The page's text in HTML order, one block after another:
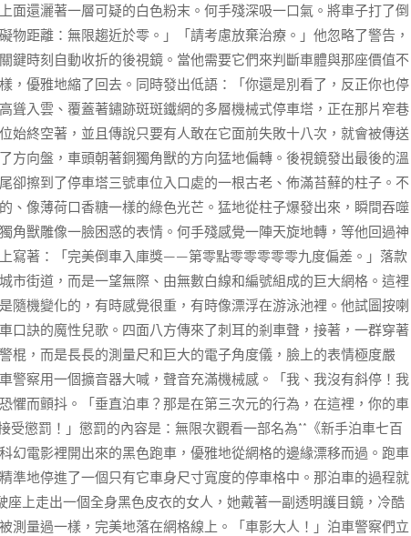
還灑著一層可疑的白色粉末。何手殘深吸一口氣。將車子打了倒
距離：無限趨近於零。」「請考慮放棄治療。」他忽略了警告，
鍵時刻自動收折的後視鏡。當他需要它們來判斷車體與那座價值不
，優雅地縮了回去。同時發出低語：「你還是別看了，反正你也停
聳入雲、覆蓋著鏽跡斑斑鐵網的多層機械式停車塔，正在那片窄巷
始終空著，並且傳說只要有人敢在它面前失敗十八次，就會被傳送
方向盤，車頭朝著銅獨角獸的方向猛地偏轉。後視鏡發出最後的溫
卻擦到了停車塔三號車位入口處的一根古老、佈滿苔蘚的柱子。不
、像薄荷口香糖一樣的綠色光芒。猛地從柱子爆發出來，瞬間吞噬
角獸雕像一臉困惑的表情。何手殘感覺一陣天旋地轉，等他回過神
寫著：「完美倒車入庫獎——第零點零零零零零九度偏差。」落款
市街道，而是一望無際、由無數白線和編號組成的巨大網格。這裡
機變化的，有時感覺很重，有時像漂浮在游泳池裡。他試圖按喇
口訣的魔性兒歌。四面八方傳來了刺耳的剎車聲，接著，一群穿著
棍，而是長長的測量尺和巨大的電子角度儀，臉上的表情極度嚴
警察用一個擴音器大喊，聲音充滿機械感。「我、我沒有斜停！我
懼而顫抖。「垂直泊車？那是在第三次元的行為，在這裡，你的車
懲罰！」懲罰的內容是：無限次觀看一部名為**《新手泊車七百
幻電影裡開出來的黑色跑車，優雅地從網格的邊緣漂移而過。跑車
準地停進了一個只有它車身尺寸寬度的停車格中。那泊車的過程就
上走出一個全身黑色皮衣的女人，她戴著一副透明護目鏡，冷酷
測量過一樣，完美地落在網格線上。「車影大人！」泊車警察們立